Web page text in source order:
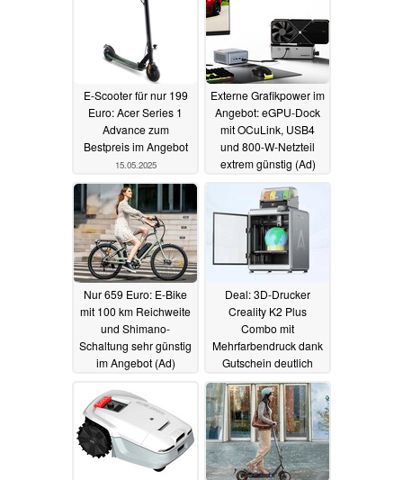
E-Scooter für nur 199
Euro: Acer Series 1
Advance zum
Bestpreis im Angebot
15.05.2025
Externe Grafikpower im
Angebot: eGPU-Dock
mit OCuLink, USB4
und 800-W-Netzteil
extrem günstig (Ad)
11.05.2025
Nur 659 Euro: E-Bike
mit 100 km Reichweite
und Shimano-
Schaltung sehr günstig
im Angebot (Ad)
Deal: 3D-Drucker
Creality K2 Plus
Combo mit
Mehrfarbendruck dank
Gutschein deutlich
günstiger (Ad)09.05.2025